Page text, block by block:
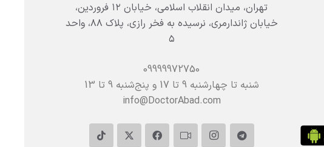
تهران، میدان انقلاب اسلامی، خیابان ۱۲ فروردین،
خیابان ژاندارمری، نرسیده به فخر رازی، پلاک ۸۸، واحد
۵
09999972750
شنبه تا چهارشنبه 9 تا 17 و پنج‌شنبه‌ 9 تا 13
info@DoctorAbad.com